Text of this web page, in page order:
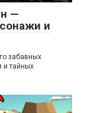
—
и
забавных
и тайных